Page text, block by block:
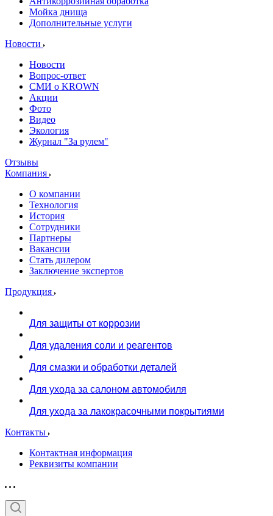
Мойка днища
Дополнительные услуги
Новости
Новости
Вопрос-ответ
СМИ о KROWN
Акции
Фото
Видео
Экология
Журнал "За рулем"
Отзывы
Компания
О компании
Технология
История
Сотрудники
Партнеры
Вакансии
Стать дилером
Заключение экспертов
Продукция
Для защиты от коррозии
Для удаления соли и реагентов
Для смазки и обработки деталей
Для ухода за салоном автомобиля
Для ухода за лакокрасочными покрытиями
Контакты
Контактная информация
Реквизиты компании